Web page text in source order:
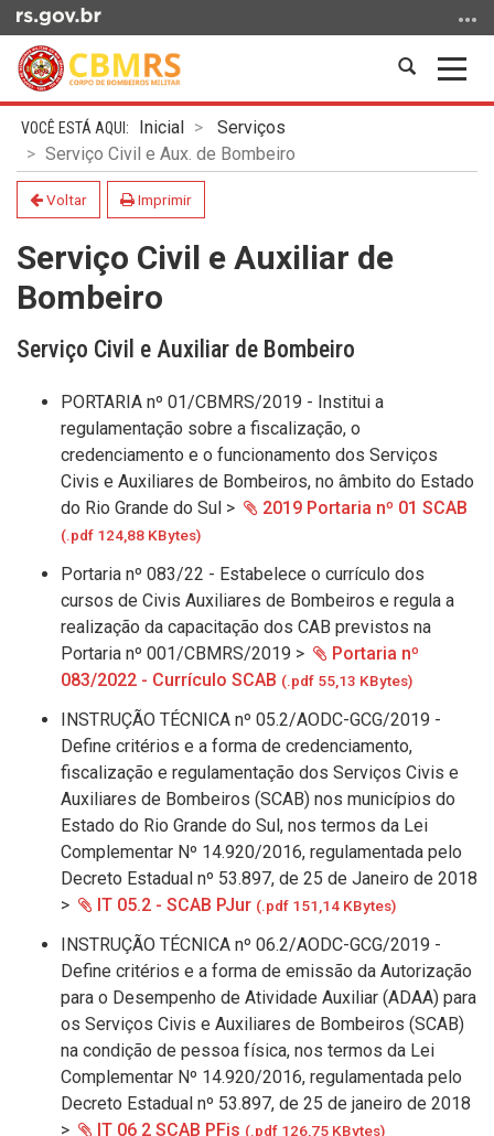
para
conteúdo
menu
para
busca
Abrir
Início
conteúdo
Inicial
Serviços
Serviço Civil e Aux. de Bombeiro
Voltar Imprimir
Serviço Civil e Auxiliar de
Bombeiro
Serviço Civil e Auxiliar de Bombeiro
PORTARIA nº 01/CBMRS/2019 - Institui a
regulamentação sobre a fiscalização, o
credenciamento e o funcionamento dos Serviços
Civis e Auxiliares de Bombeiros, no âmbito do Estado
do Rio Grande do Sul >
2019 Portaria nº 01 SCAB
(.pdf 124,88 KBytes)
Portaria nº 083/22 - Estabelece o currículo dos
cursos de Civis Auxiliares de Bombeiros e regula a
realização da capacitação dos CAB previstos na
Portaria nº 001/CBMRS/2019 >
Portaria nº
083/2022 - Currículo SCAB (.pdf 55,13 KBytes)
INSTRUÇÃO TÉCNICA nº 05.2/AODC-GCG/2019 -
Define critérios e a forma de credenciamento,
fiscalização e regulamentação dos Serviços Civis e
Auxiliares de Bombeiros (SCAB) nos municípios do
Estado do Rio Grande do Sul, nos termos da Lei
Complementar Nº 14.920/2016, regulamentada pelo
Decreto Estadual nº 53.897, de 25 de Janeiro de 2018
>
IT 05.2 - SCAB PJur (.pdf 151,14 KBytes)
INSTRUÇÃO TÉCNICA nº 06.2/AODC-GCG/2019 -
Define critérios e a forma de emissão da Autorização
para o Desempenho de Atividade Auxiliar (ADAA) para
os Serviços Civis e Auxiliares de Bombeiros (SCAB)
na condição de pessoa física, nos termos da Lei
Complementar Nº 14.920/2016, regulamentada pelo
Decreto Estadual nº 53.897, de 25 de janeiro de 2018
>
IT 06 2 SCAB PFis (.pdf 126,75 KBytes)